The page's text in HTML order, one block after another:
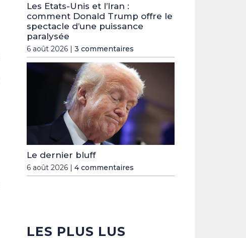
Les Etats-Unis et l’Iran :
comment Donald Trump offre le
spectacle d’une puissance
paralysée
6 août 2026 | 3 commentaires
Le dernier bluff
6 août 2026 | 4 commentaires
LES PLUS LUS